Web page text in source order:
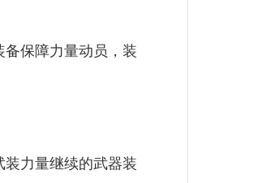
保障力量动员，装
力量继续的武器装